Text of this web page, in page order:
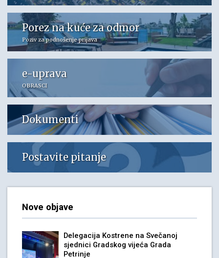
Porez na kuće za odmor
Poziv za podnošenje prijava
e-uprava
OBRASCI
Dokumenti
Postavite pitanje
Nove objave
Delegacija Kostrene na Svečanoj
sjednici Gradskog vijeća Grada
Petrinje